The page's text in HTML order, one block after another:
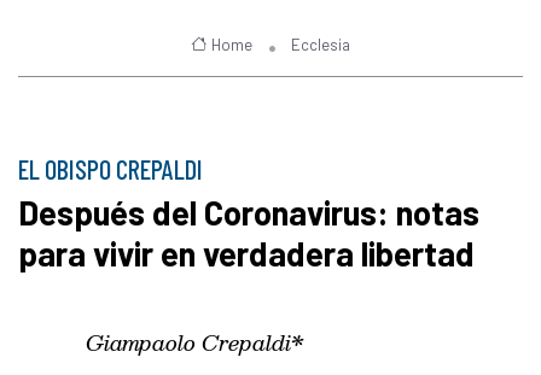
Home Ecclesia
EL OBISPO CREPALDI
Después del Coronavirus: notas
para vivir en verdadera libertad
Giampaolo Crepaldi*